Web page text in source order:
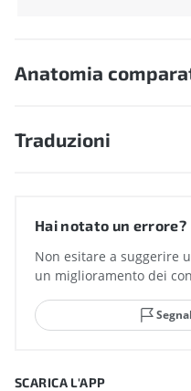
Anatomia
Traduzioni
Hai notato un errore?
Non esitare a suggerire
un miglioramento dei
SCARICA L'APP